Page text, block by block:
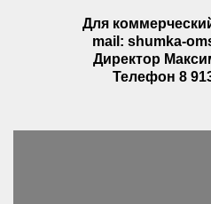
Для
mail: shumka-
Директор
Телефон 8